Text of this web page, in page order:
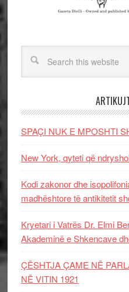
SPAÇI NUK E MPOSHTI
New York, qyteti që
Kodi zakonor dhe
madhështore të antikitetit
Kryetari i Vatrës Dr. Elmi
Akademinë e Shkencave
ÇËSHTJA ÇAME NË
NË VITIN 1921